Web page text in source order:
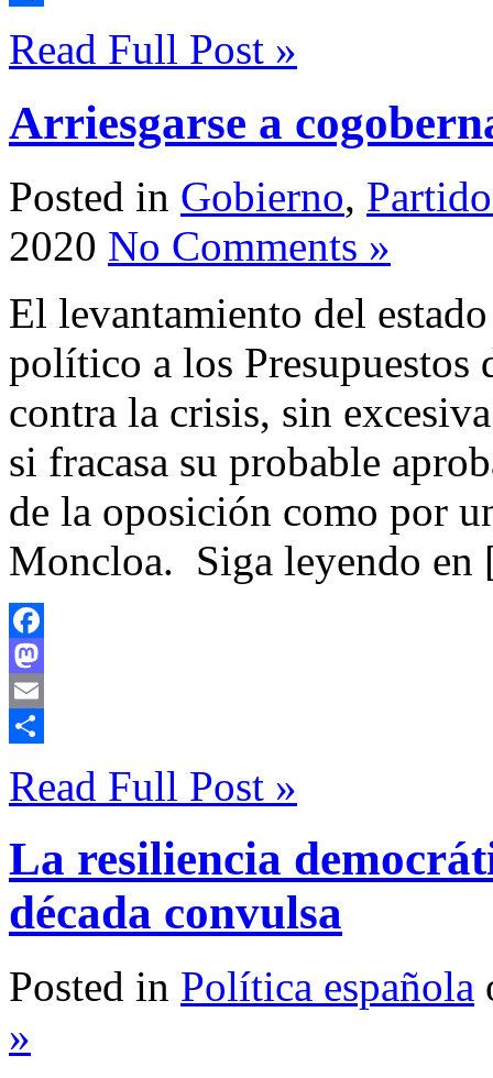
Read Full Post »
Arriesgarse a
Posted in Gobierno,
2020 No Comments »
El levantamiento del
político a los Presupuestos
contra la crisis, sin
si fracasa su probable
de la oposición como por
Moncloa. Siga leyendo
Facebook
Mastodon
Email
Read Full Post »
La resiliencia
década convulsa
Posted in Política española
»